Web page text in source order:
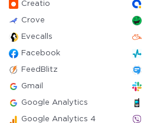
Creatio
Crove
Evecalls
Facebook
FeedBlitz
Gmail
Google Analytics
Google Analytics 4